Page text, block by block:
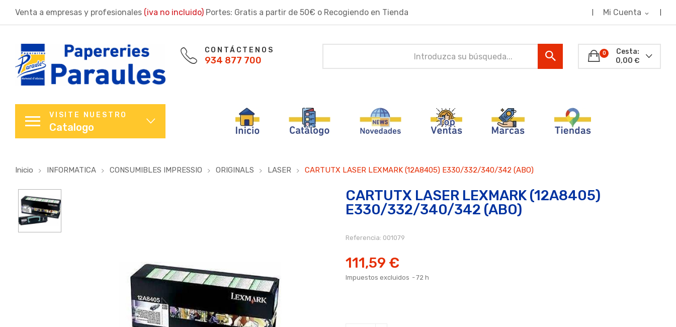
Venta a empresas y profesionales (iva no incluido) Portes: Gratis a partir de 50€ o Recogiendo en Tienda Mi Cuenta expand_more
CONTÁCTENOS
934 877 700
Cesta:
0,00 €
0
VISITE NUESTRO
Catalogo
Inicio INFORMATICA CONSUMIBLES IMPRESSIO ORIGINALS LASER CARTUTX LASER LEXMARK (12A8405) E330/332/340/342 (ABO)
CARTUTX LASER LEXMARK (12A8405)
E330/332/340/342 (ABO)
Referencia: 001079
111,59 €
Impuestos excluidos 72 h